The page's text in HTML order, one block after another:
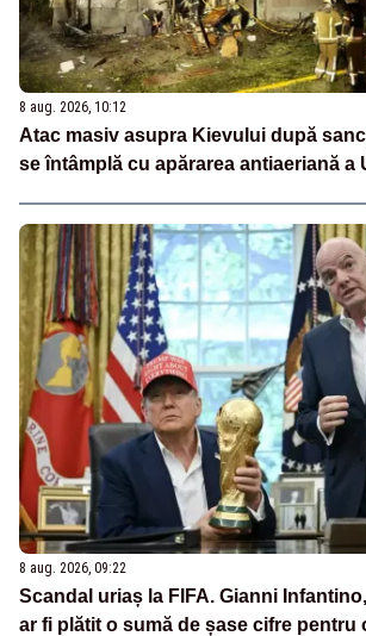
8 aug. 2026, 10:12
Atac masiv asupra Kievului după
se întâmplă cu apărarea antiaeriană a
8 aug. 2026, 09:22
Scandal uriaș la FIFA. Gianni
ar fi plătit o sumă de șase cifre pentru